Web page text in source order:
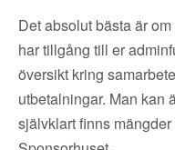
Det absolut bästa är
har tillgång till er
översikt kring
utbetalningar. Man kan
självklart finns